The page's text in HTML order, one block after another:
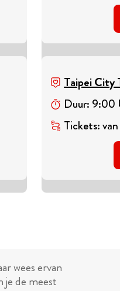
Taipei City
Duur: 9:00
Tickets:van
wees ervan
je de meest